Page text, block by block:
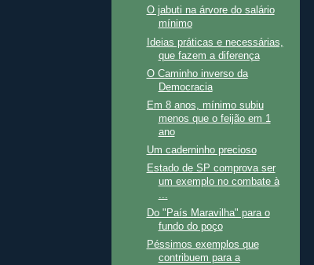
O jabuti na árvore do salário
mínimo
Ideias práticas e necessárias,
que fazem a diferença
O Caminho inverso da
Democracia
Em 8 anos, mínimo subiu
menos que o feijão em 1
ano
Um caderninho precioso
Estado de SP comprova ser
um exemplo no combate à
...
Do "País Maravilha" para o
fundo do poço
Péssimos exemplos que
contribuem para a